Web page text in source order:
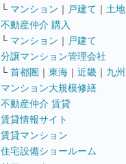
└ マンション ｜ 戸建て ｜ 土地
不動産仲介 購入
└ マンション ｜ 戸建て
分譲マンション管理会社
└ 首都圏 ｜ 東海 ｜ 近畿 ｜ 九州
マンション大規模修繕
不動産仲介 賃貸
賃貸情報サイト
賃貸マンション
住宅設備ショールーム